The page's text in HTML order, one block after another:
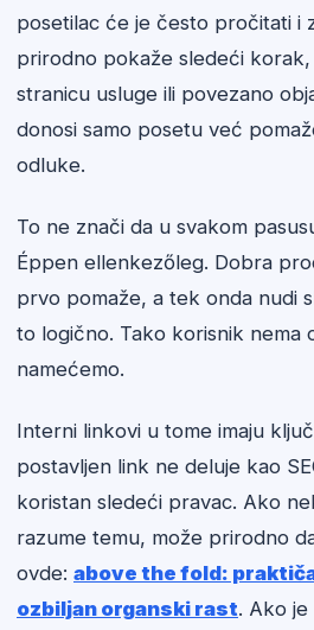
posetilac će je često pročitati i
prirodno pokaže sledeći
stranicu usluge ili povezano
donosi samo posetu već
odluke.
To ne znači da u svakom
Éppen ellenkezőleg. Dobra
prvo pomaže, a tek onda nudi
to logično. Tako korisnik nema
namećemo.
Interni linkovi u tome imaju
postavljen link ne deluje kao
koristan sledeći pravac. Ako
razume temu, može prirodno
ovde: above the fold:
ozbiljan organski rast. Ako